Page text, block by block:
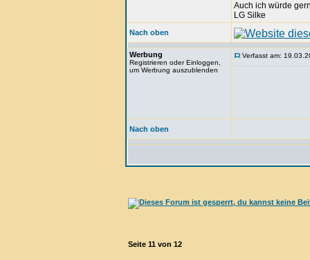
Auch ich würde
LG Silke
Nach oben
Werbung
Registrieren oder Einloggen,
um Werbung auszublenden
Verfasst am:
Nach oben
Seite 11 von 12